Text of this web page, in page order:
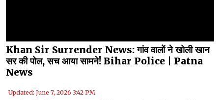
Khan Sir Surrender News: गांव वालों ने खोली खान
सर की पोल, सच आया सामने! Bihar Police | Patna
News
Updated: June 7, 2026 3:42 PM